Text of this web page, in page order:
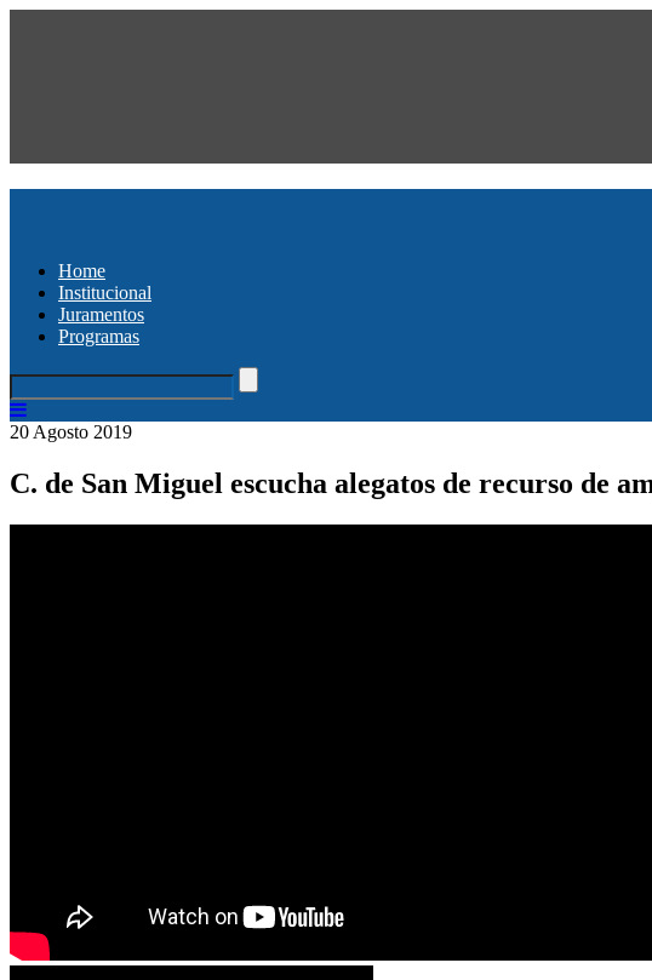
Home
Institucional
Juramentos
Programas
20 Agosto 2019
C. de San Miguel escucha alegatos de recurso de